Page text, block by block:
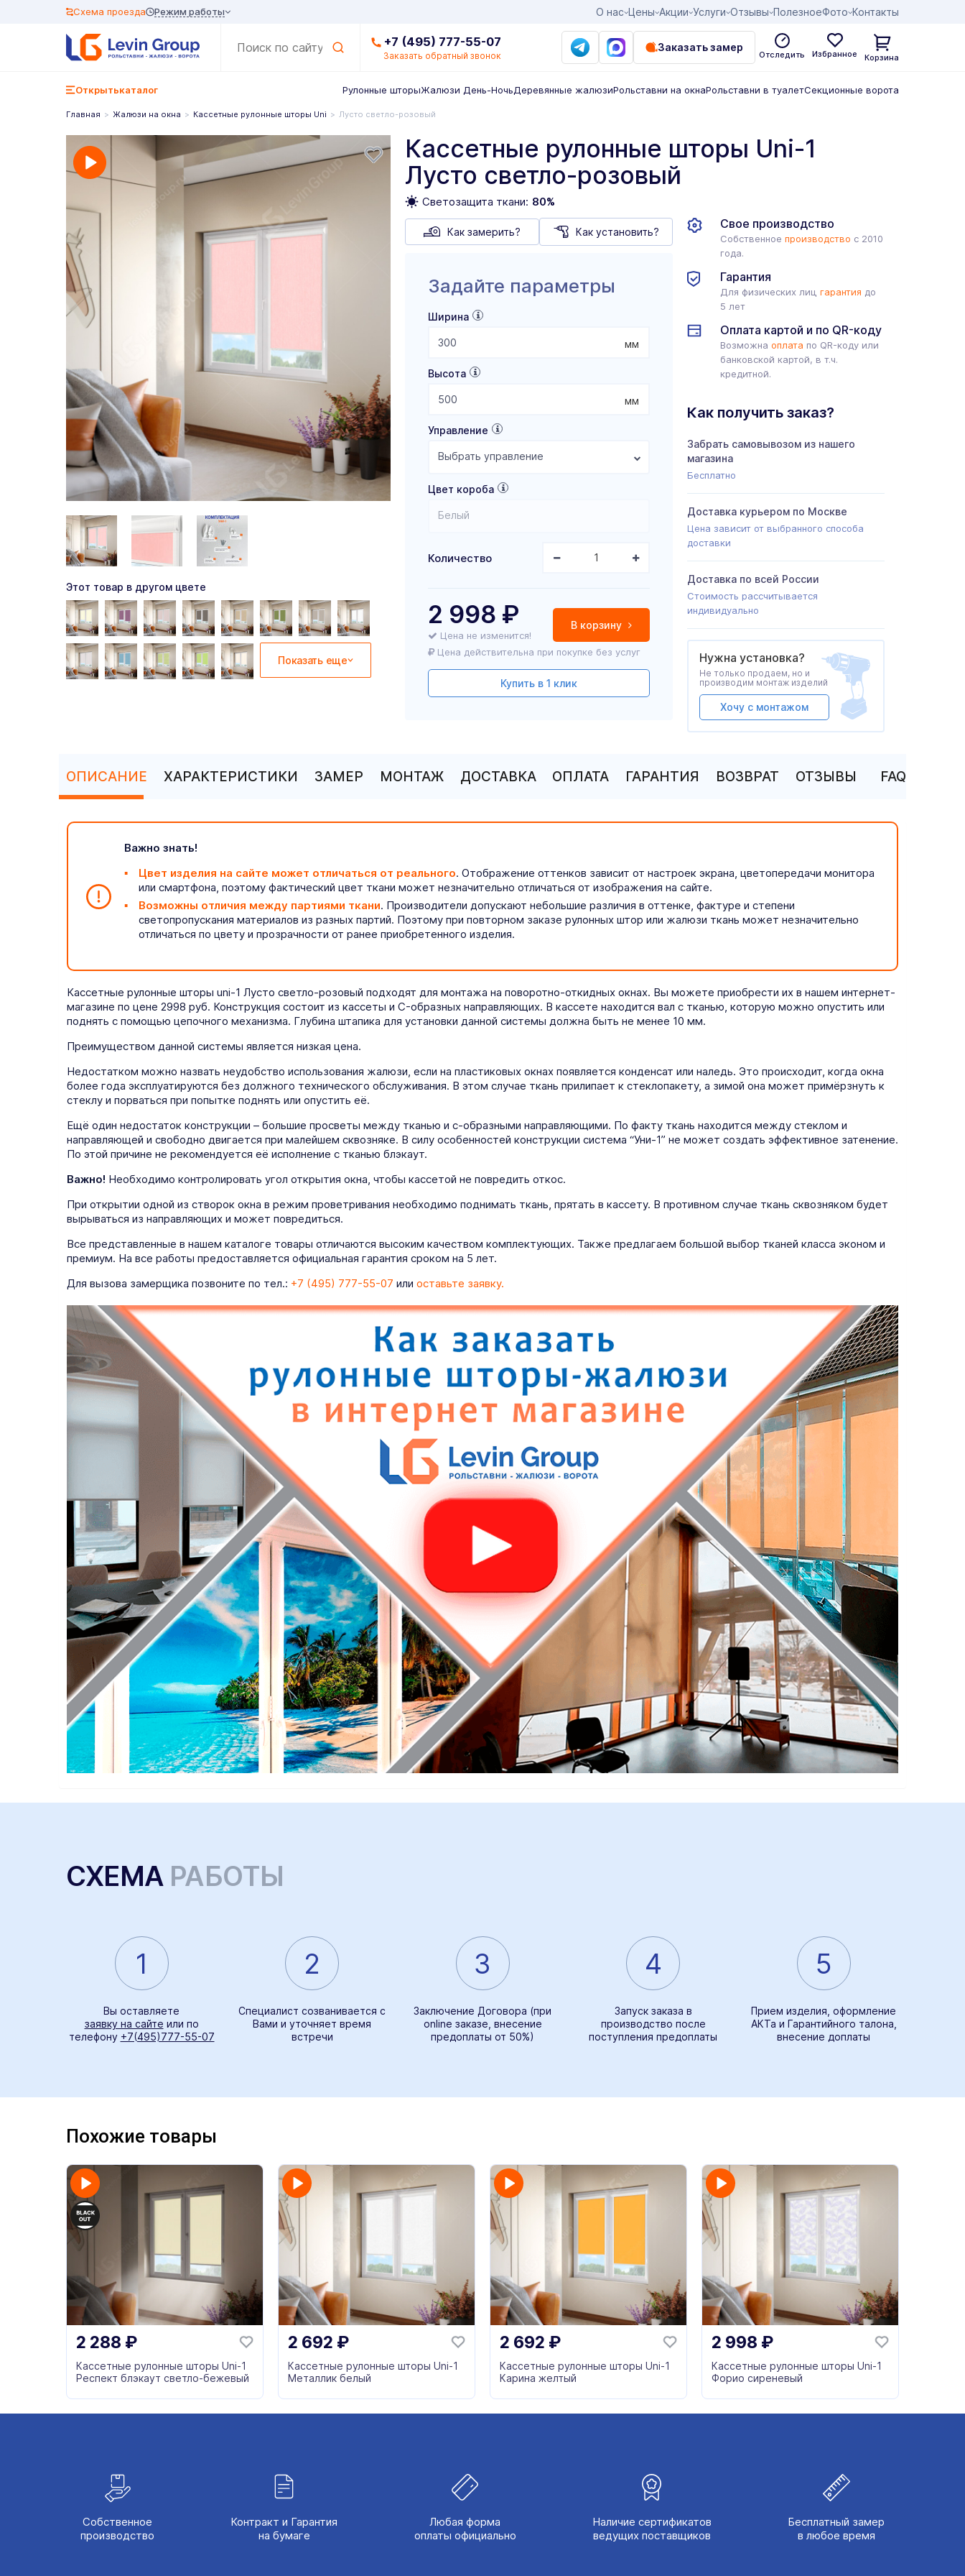
О нас Цены Акции Услуги Отзывы ПолезноеФото Контакты
Схема проезда Режим работы
+7 (495) 777-55-07
Заказать обратный звонок
Заказать замер
Отследить Избранное Корзина
Открытькаталог Рулонные шторыЖалюзи День-НочьДеревянные жалюзиРольставни на окнаРольставни в туалетСекционные ворота
Главная Жалюзи на окна Кассетные рулонные шторы Uni Лусто светло-розовый
Кассетные рулонные шторы Uni-1
Лусто светло-розовый
Светозащита ткани: 80%
Этот товар в другом цвете
Показать еще
Как замерить? Как установить?
Задайте параметры
Ширина
мм
Высота
мм
Управление
Выбрать управление
Цвет короба
Белый
Количество
В корзину
2 998 ₽
Цена не изменится!
Цена действительна при покупке без услуг
Купить в 1 клик
Свое производство
Собственноепроизводство с 2010
года.
Гарантия
Для физических лицгарантия до
5 лет
Оплата картой и по QR-коду
Возможнаоплата по QR-коду или
банковской картой, в т.ч.
кредитной.
Как получить заказ?
Забрать самовывозом из нашего
магазина
Бесплатно
Доставка курьером по Москве
Цена зависит от выбранного способа
доставки
Доставка по всей России
Стоимость рассчитывается
индивидуально
Нужна установка?
Не только продаем, но и
производим монтаж изделий
Хочу с монтажом
ОПИСАНИЕ ХАРАКТЕРИСТИКИ ЗАМЕР МОНТАЖ ДОСТАВКА ОПЛАТА ГАРАНТИЯ ВОЗВРАТ ОТЗЫВЫ FAQ
Важно знать!
Цвет изделия на сайте может отличаться от реального. Отображение оттенков зависит от настроек экрана, цветопередачи монитора
или смартфона, поэтому фактический цвет ткани может незначительно отличаться от изображения на сайте.
Возможны отличия между партиями ткани. Производители допускают небольшие различия в оттенке, фактуре и степени
светопропускания материалов из разных партий. Поэтому при повторном заказе рулонных штор или жалюзи ткань может незначительно
отличаться по цвету и прозрачности от ранее приобретенного изделия.
Кассетные рулонные шторы uni-1 Лусто светло-розовый подходят для монтажа на поворотно-откидных окнах. Вы можете приобрести их в нашем интернет-
магазине по цене 2998 руб. Конструкция состоит из кассеты и C-образных направляющих. В кассете находится вал с тканью, которую можно опустить или
поднять с помощью цепочного механизма. Глубина штапика для установки данной системы должна быть не менее 10 мм.
Преимуществом данной системы является низкая цена.
Недостатком можно назвать неудобство использования жалюзи, если на пластиковых окнах появляется конденсат или наледь. Это происходит, когда окна
более года эксплуатируются без должного технического обслуживания. В этом случае ткань прилипает к стеклопакету, а зимой она может примёрзнуть к
стеклу и порваться при попытке поднять или опустить её.
Ещё один недостаток конструкции – большие просветы между тканью и с-образными направляющими. По факту ткань находится между стеклом и
направляющей и свободно двигается при малейшем сквозняке. В силу особенностей конструкции система “Уни-1” не может создать эффективное затенение.
По этой причине не рекомендуется её исполнение с тканью блэкаут.
Важно! Необходимо контролировать угол открытия окна, чтобы кассетой не повредить откос.
При открытии одной из створок окна в режим проветривания необходимо поднимать ткань, прятать в кассету. В противном случае ткань сквозняком будет
вырываться из направляющих и может повредиться.
Все представленные в нашем каталоге товары отличаются высоким качеством комплектующих. Также предлагаем большой выбор тканей класса эконом и
премиум. На все работы предоставляется официальная гарантия сроком на 5 лет.
Для вызова замерщика позвоните по тел.: +7 (495) 777-55-07 или оставьте заявку.
СХЕМА РАБОТЫ
1
Вы оставляете
заявку на сайте или по
телефону +7(495)777-55-07
2
Специалист созванивается с
Вами и уточняет время
встречи
3
Заключение Договора (при
online заказе, внесение
предоплаты от 50%)
4
Запуск заказа в
производство после
поступления предоплаты
5
Прием изделия, оформление
АКТа и Гарантийного талона,
внесение доплаты
Похожие товары
2 288 ₽
Кассетные рулонные шторы Uni-1
Респект блэкаут светло-бежевый
2 692 ₽
Кассетные рулонные шторы Uni-1
Металлик белый
2 692 ₽
Кассетные рулонные шторы Uni-1
Карина желтый
2 998 ₽
Кассетные рулонные шторы Uni-1
Форио сиреневый
Собственное
производство
Контракт и Гарантия
на бумаге
Любая форма
оплаты официально
Наличие сертификатов
ведущих поставщиков
Бесплатный замер
в любое время